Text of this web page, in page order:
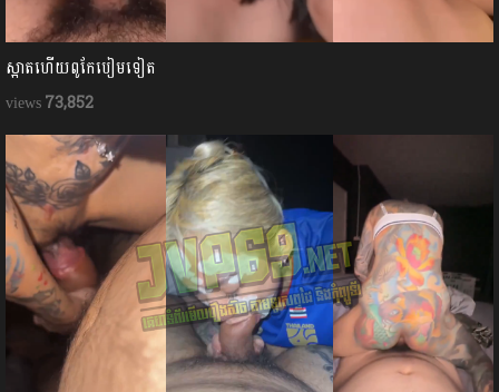
ស្អាតហើយពូកែបៀមទៀត
73,852